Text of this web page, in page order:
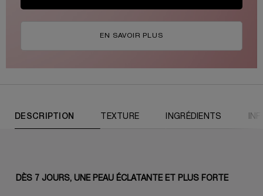
EN SAVOIR PLUS
DESCRIPTION TEXTURE INGRÉDIENTS
DÈS 7 JOURS, UNE PEAU ÉCLATANTE ET PLUS FORTE